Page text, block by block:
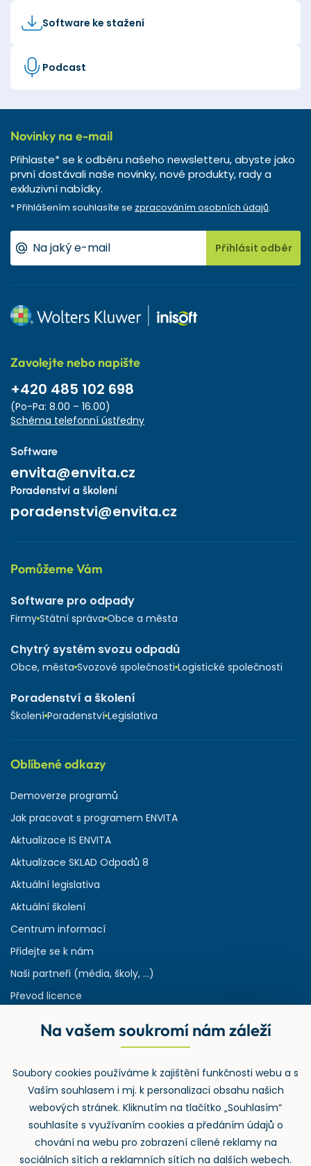
Software ke stažení
Podcast
Novinky na e-mail
Přihlaste* se k odběru našeho newsletteru, abyste jako
první dostávali naše novinky, nové produkty, rady a
exkluzivní nabídky.
* Přihlášením souhlasíte se zpracováním osobních údajů.
Přihlásit odběr
Zavolejte nebo napište
+420 485 102 698
(Po-Pa: 8.00 – 16.00)
Schéma telefonní ústředny
Software
envita@envita.cz
Poradenství a školení
poradenstvi@envita.cz
Pomůžeme Vám
Software pro odpady
Firmy Státní správa Obce a města
Chytrý systém svozu odpadů
Obce, města Svozové společnosti Logistické společnosti
Poradenství a školení
Školení Poradenství Legislativa
Oblíbené odkazy
Demoverze programů
Jak pracovat s programem ENVITA
Aktualizace IS ENVITA
Aktualizace SKLAD Odpadů 8
Aktuální legislativa
Aktuální školení
Centrum informací
Přidejte se k nám
Naši partneři (média, školy, ...)
Převod licence
Rejstřík používaných zkratek v odpadech
Zpětný odběr
Na vašem soukromí nám záleží
Soubory cookies používáme k zajištění funkčnosti webu a s
Vaším souhlasem i mj. k personalizaci obsahu našich
webových stránek. Kliknutím na tlačítko „Souhlasím“
souhlasíte s využívaním cookies a předáním údajů o
chování na webu pro zobrazení cílené reklamy na
sociálních sítích a reklamních sítích na dalších webech.